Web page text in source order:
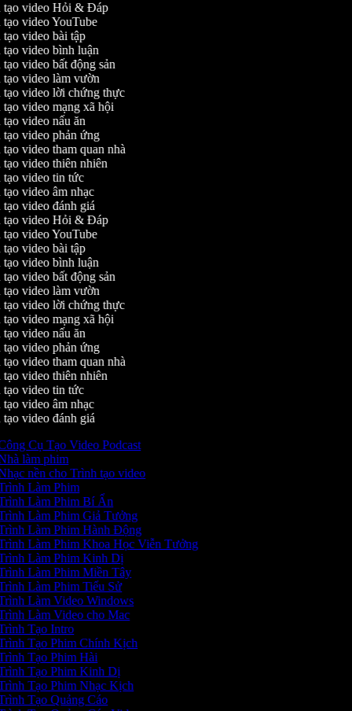
video Hỏi & Đáp
video YouTube
video bài tập
video bình luận
video bất động sản
video làm vườn
video lời chứng thực
video mạng xã hội
video nấu ăn
video phản ứng
video tham quan nhà
video thiên nhiên
video tin tức
video âm nhạc
video đánh giá
video Hỏi & Đáp
video YouTube
video bài tập
video bình luận
video bất động sản
video làm vườn
video lời chứng thực
video mạng xã hội
video nấu ăn
video phản ứng
video tham quan nhà
video thiên nhiên
video tin tức
video âm nhạc
video đánh giá
Cụ Tạo Video Podcast
làm phim
nền cho Trình tạo video
Làm Phim
Làm Phim Bí Ẩn
Làm Phim Giả Tưởng
Làm Phim Hành Động
Làm Phim Khoa Học Viễn Tưởng
Làm Phim Kinh Dị
Làm Phim Miền Tây
Làm Phim Tiểu Sử
Làm Video Windows
Làm Video cho Mac
Tạo Intro
Tạo Phim Chính Kịch
Tạo Phim Hài
Tạo Phim Kinh Dị
Tạo Phim Nhạc Kịch
Tạo Quảng Cáo